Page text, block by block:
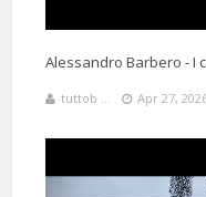
@ggg88-v3lSaid:
Silenzio in aula... Tutti zitti
Alessandro Barbero - I
tuttob ... Apr 27,